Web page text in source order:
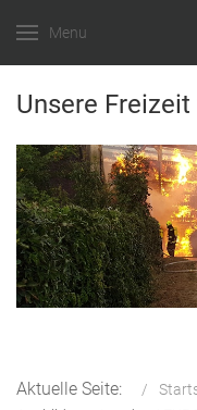
Menu
Unsere
Aktuelle Seite: